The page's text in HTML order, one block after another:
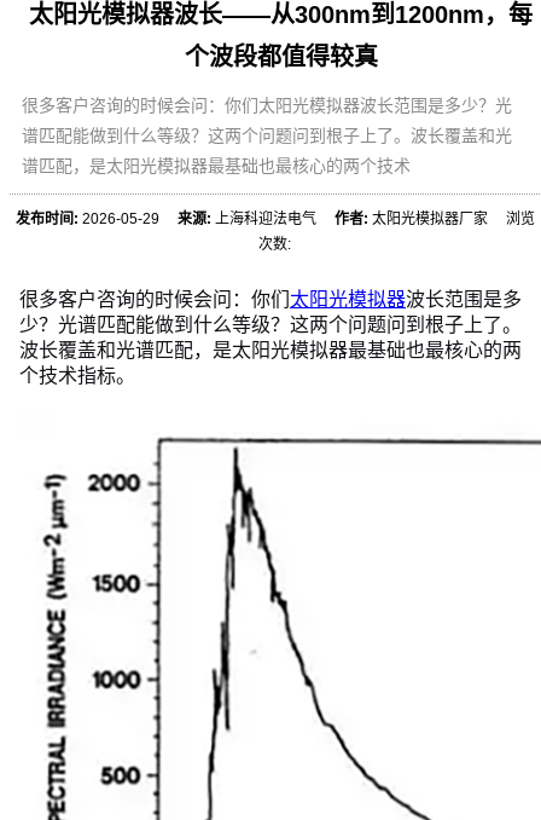
太阳光模拟器波长——从300nm到1200nm，每
个波段都值得较真
很多客户咨询的时候会问：你们太阳光模拟器波长范围是多少？光
谱匹配能做到什么等级？这两个问题问到根子上了。波长覆盖和光
谱匹配，是太阳光模拟器最基础也最核心的两个技术
发布时间: 2026-05-29 来源: 上海科迎法电气 作者: 太阳光模拟器厂家 浏览
次数:
很多客户咨询的时候会问：你们太阳光模拟器波长范围是多
少？光谱匹配能做到什么等级？这两个问题问到根子上了。
波长覆盖和光谱匹配，是太阳光模拟器最基础也最核心的两
个技术指标。